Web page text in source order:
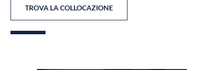
TROVA LA COLLOCAZIONE